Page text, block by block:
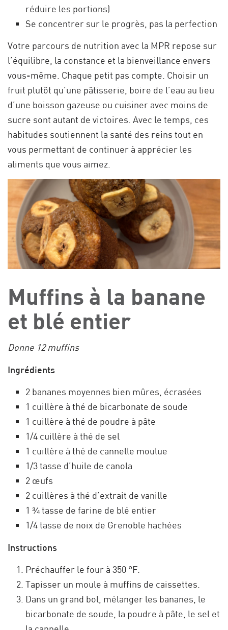
réduire les portions)
Se concentrer sur le progrès, pas la perfection
Votre parcours de nutrition avec la MPR repose sur
l’équilibre, la constance et la bienveillance envers
vous-même. Chaque petit pas compte. Choisir un
fruit plutôt qu’une pâtisserie, boire de l’eau au lieu
d’une boisson gazeuse ou cuisiner avec moins de
sucre sont autant de victoires. Avec le temps, ces
habitudes soutiennent la santé des reins tout en
vous permettant de continuer à apprécier les
aliments que vous aimez.
Muffins à la banane
et blé entier
Donne 12 muffins
Ingrédients
2 bananes moyennes bien mûres, écrasées
1 cuillère à thé de bicarbonate de soude
1 cuillère à thé de poudre à pâte
1/4 cuillère à thé de sel
1 cuillère à thé de cannelle moulue
1/3 tasse d’huile de canola
2 œufs
2 cuillères à thé d’extrait de vanille
1 ¾ tasse de farine de blé entier
1/4 tasse de noix de Grenoble hachées
Instructions
Préchauffer le four à 350 °F.
Tapisser un moule à muffins de caissettes.
Dans un grand bol, mélanger les bananes, le
bicarbonate de soude, la poudre à pâte, le sel et